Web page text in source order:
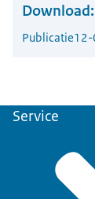
Download:
Publicatie
Service